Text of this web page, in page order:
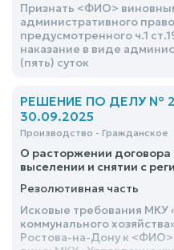
Признать <ФИО>
административного
предусмотренного ч.1
наказание в виде
(пять) суток
РЕШЕНИЕ ПО ДЕЛУ №
30.09.2025
Производство - Гражданское
О расторжении договора
выселении и снятии с
Резолютивная часть
Исковые требования
коммунального
Ростова-на-Дону к